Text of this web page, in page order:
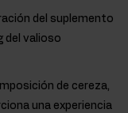
del suplemento
del valioso
de cereza,
una experiencia